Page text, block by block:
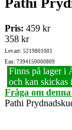
Pathi
Pris: 459 kr
358 kr
Lev.art: 5219801001
Ean: 7394150000809
Finns på lager i
och kan skickas
Fråga om
Pathi